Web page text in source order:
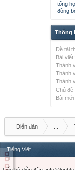
tổng
đồng
Thống
Đề tài
Bài viết:
Thành
Thành
Thành
Chủ đề
Bài
Diễn đàn
Tiếng Việt